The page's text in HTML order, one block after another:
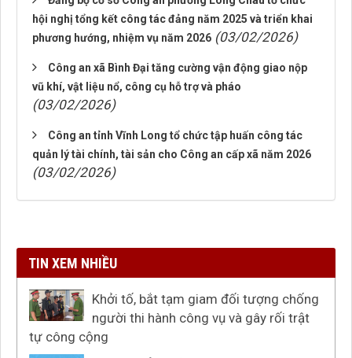
hội nghị tổng kết công tác đảng năm 2025 và triển khai
phương hướng, nhiệm vụ năm 2026 (03/02/2026)
Công an xã Bình Đại tăng cường vận động giao nộp
vũ khí, vật liệu nổ, công cụ hỗ trợ và pháo
(03/02/2026)
Công an tỉnh Vĩnh Long tổ chức tập huấn công tác
quản lý tài chính, tài sản cho Công an cấp xã năm 2026
(03/02/2026)
TIN XEM NHIỀU
Khởi tố, bắt tạm giam đối tượng chống
người thi hành công vụ và gây rối trật
tự công cộng